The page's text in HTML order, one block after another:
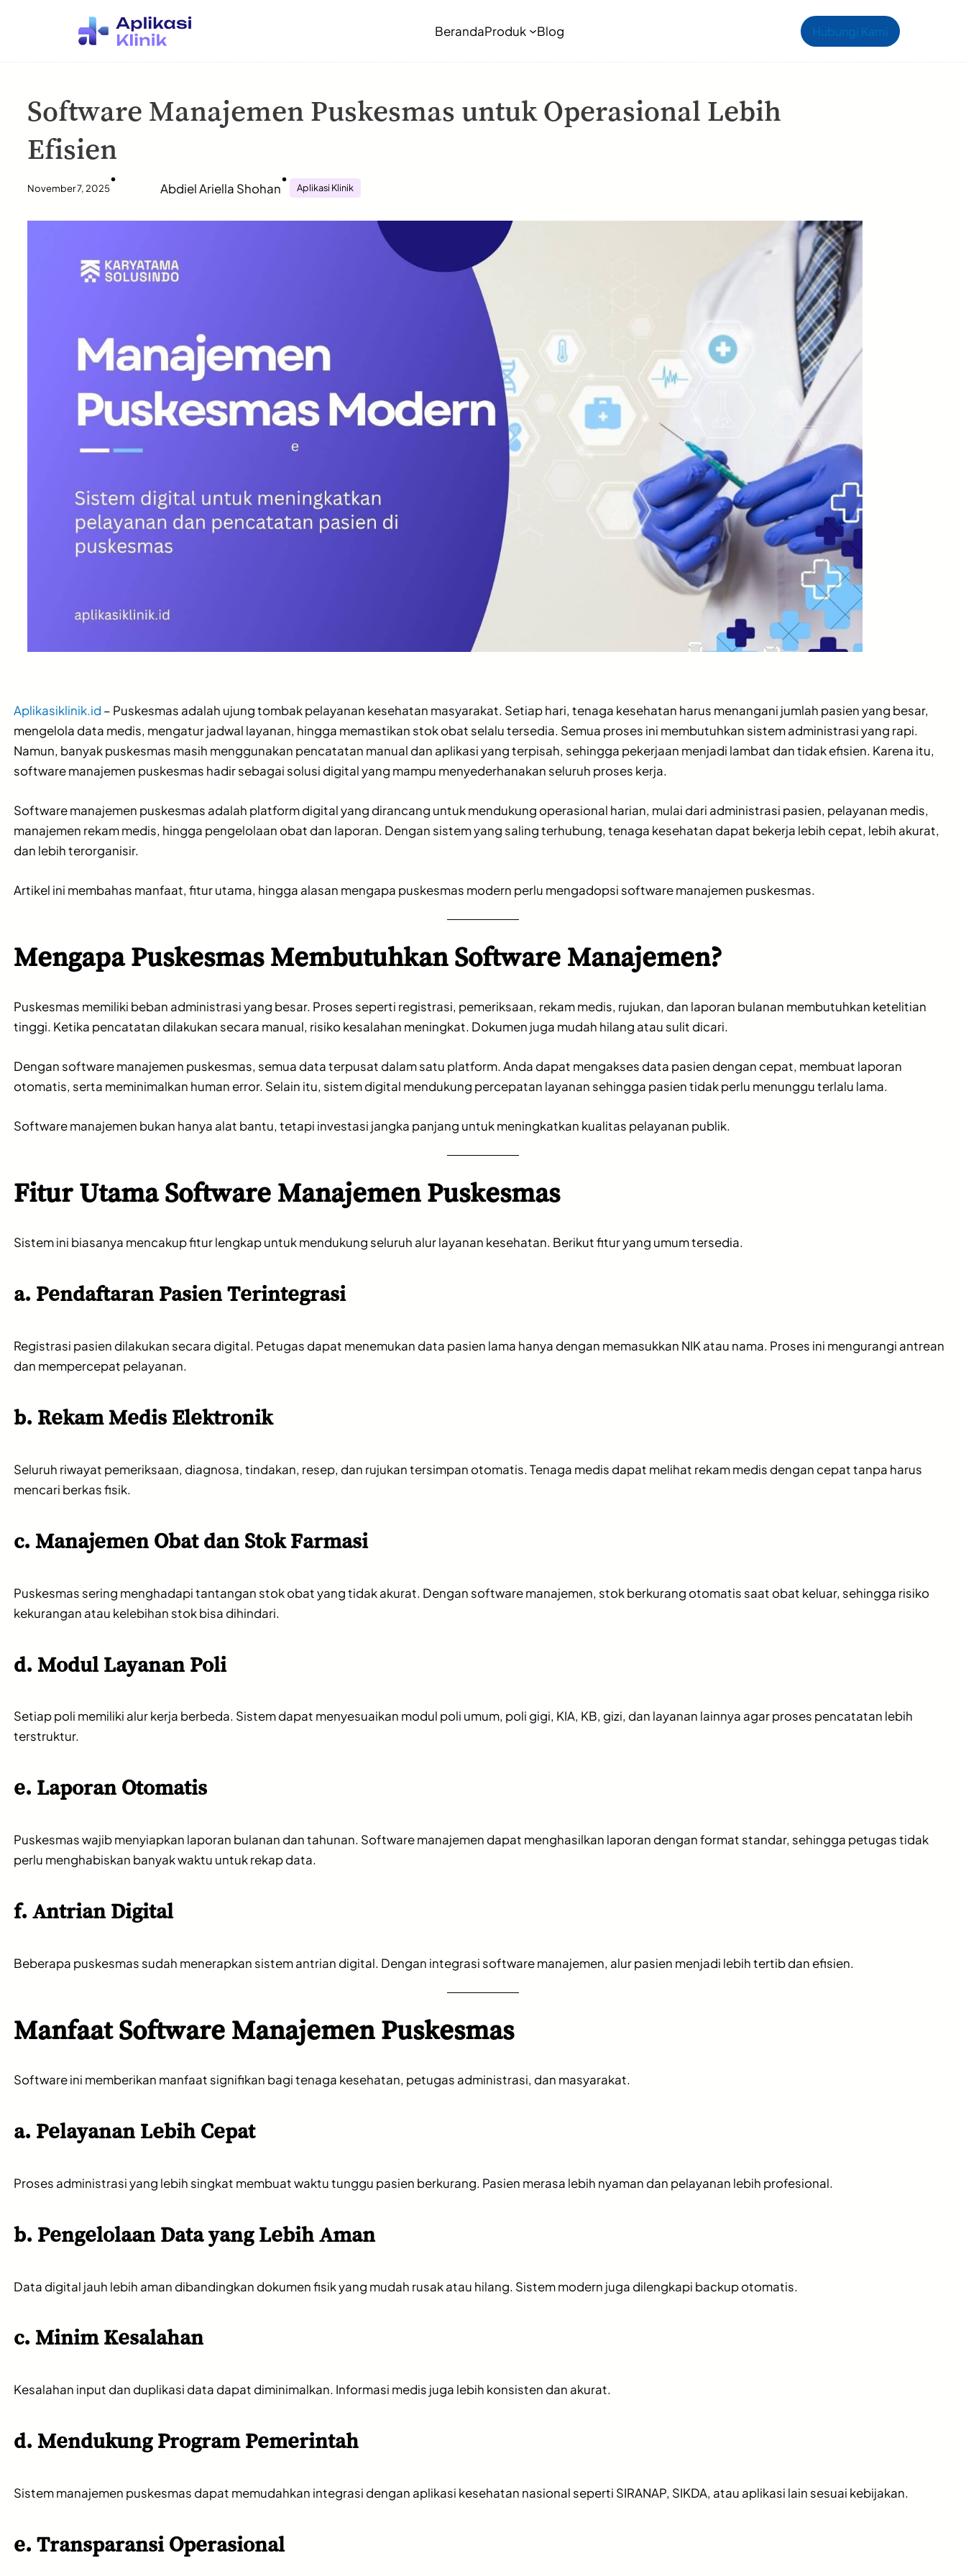
Hubungi Kami
BerandaProduk Blog
Software Manajemen Puskesmas untuk Operasional Lebih
Efisien
November 7, 2025
•
Abdiel Ariella Shohan
•
Aplikasi Klinik
Aplikasiklinik.id – Puskesmas adalah ujung tombak pelayanan kesehatan masyarakat. Setiap hari, tenaga kesehatan harus menangani jumlah pasien yang besar,
mengelola data medis, mengatur jadwal layanan, hingga memastikan stok obat selalu tersedia. Semua proses ini membutuhkan sistem administrasi yang rapi.
Namun, banyak puskesmas masih menggunakan pencatatan manual dan aplikasi yang terpisah, sehingga pekerjaan menjadi lambat dan tidak efisien. Karena itu,
software manajemen puskesmas hadir sebagai solusi digital yang mampu menyederhanakan seluruh proses kerja.
Software manajemen puskesmas adalah platform digital yang dirancang untuk mendukung operasional harian, mulai dari administrasi pasien, pelayanan medis,
manajemen rekam medis, hingga pengelolaan obat dan laporan. Dengan sistem yang saling terhubung, tenaga kesehatan dapat bekerja lebih cepat, lebih akurat,
dan lebih terorganisir.
Artikel ini membahas manfaat, fitur utama, hingga alasan mengapa puskesmas modern perlu mengadopsi software manajemen puskesmas.
Mengapa Puskesmas Membutuhkan Software Manajemen?
Puskesmas memiliki beban administrasi yang besar. Proses seperti registrasi, pemeriksaan, rekam medis, rujukan, dan laporan bulanan membutuhkan ketelitian
tinggi. Ketika pencatatan dilakukan secara manual, risiko kesalahan meningkat. Dokumen juga mudah hilang atau sulit dicari.
Dengan software manajemen puskesmas, semua data terpusat dalam satu platform. Anda dapat mengakses data pasien dengan cepat, membuat laporan
otomatis, serta meminimalkan human error. Selain itu, sistem digital mendukung percepatan layanan sehingga pasien tidak perlu menunggu terlalu lama.
Software manajemen bukan hanya alat bantu, tetapi investasi jangka panjang untuk meningkatkan kualitas pelayanan publik.
Fitur Utama Software Manajemen Puskesmas
Sistem ini biasanya mencakup fitur lengkap untuk mendukung seluruh alur layanan kesehatan. Berikut fitur yang umum tersedia.
a. Pendaftaran Pasien Terintegrasi
Registrasi pasien dilakukan secara digital. Petugas dapat menemukan data pasien lama hanya dengan memasukkan NIK atau nama. Proses ini mengurangi antrean
dan mempercepat pelayanan.
b. Rekam Medis Elektronik
Seluruh riwayat pemeriksaan, diagnosa, tindakan, resep, dan rujukan tersimpan otomatis. Tenaga medis dapat melihat rekam medis dengan cepat tanpa harus
mencari berkas fisik.
c. Manajemen Obat dan Stok Farmasi
Puskesmas sering menghadapi tantangan stok obat yang tidak akurat. Dengan software manajemen, stok berkurang otomatis saat obat keluar, sehingga risiko
kekurangan atau kelebihan stok bisa dihindari.
d. Modul Layanan Poli
Setiap poli memiliki alur kerja berbeda. Sistem dapat menyesuaikan modul poli umum, poli gigi, KIA, KB, gizi, dan layanan lainnya agar proses pencatatan lebih
terstruktur.
e. Laporan Otomatis
Puskesmas wajib menyiapkan laporan bulanan dan tahunan. Software manajemen dapat menghasilkan laporan dengan format standar, sehingga petugas tidak
perlu menghabiskan banyak waktu untuk rekap data.
f. Antrian Digital
Beberapa puskesmas sudah menerapkan sistem antrian digital. Dengan integrasi software manajemen, alur pasien menjadi lebih tertib dan efisien.
Manfaat Software Manajemen Puskesmas
Software ini memberikan manfaat signifikan bagi tenaga kesehatan, petugas administrasi, dan masyarakat.
a. Pelayanan Lebih Cepat
Proses administrasi yang lebih singkat membuat waktu tunggu pasien berkurang. Pasien merasa lebih nyaman dan pelayanan lebih profesional.
b. Pengelolaan Data yang Lebih Aman
Data digital jauh lebih aman dibandingkan dokumen fisik yang mudah rusak atau hilang. Sistem modern juga dilengkapi backup otomatis.
c. Minim Kesalahan
Kesalahan input dan duplikasi data dapat diminimalkan. Informasi medis juga lebih konsisten dan akurat.
d. Mendukung Program Pemerintah
Sistem manajemen puskesmas dapat memudahkan integrasi dengan aplikasi kesehatan nasional seperti SIRANAP, SIKDA, atau aplikasi lain sesuai kebijakan.
e. Transparansi Operasional